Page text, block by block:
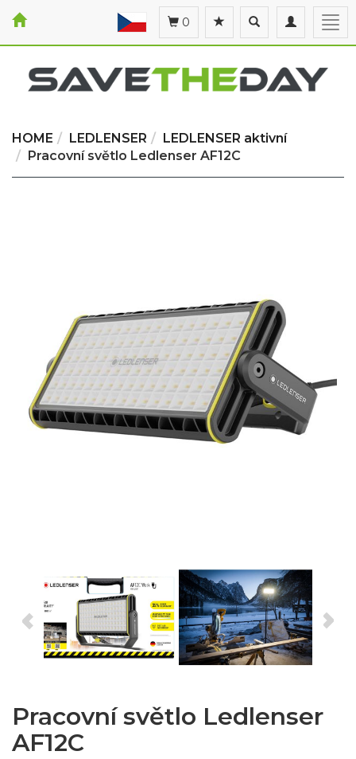
Toggle
navigation
Toggle
search
0
HOME LEDLENSER
LEDLENSER aktivní
Pracovní světlo Ledlenser AF12C
Pracovní světlo Ledlenser
AF12C